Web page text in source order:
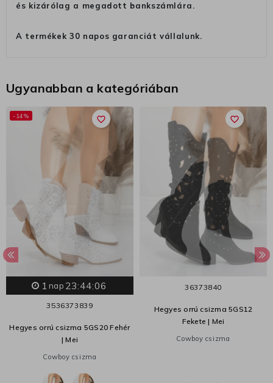
és kizárólag a megadott bankszámlára.
A termékek 30 napos garanciát vállalunk.
Ugyanabban a kategóriában
favorite_border
-14%
1 nap 23:44:05
3536373839
Hegyes orrú csizma 5GS20 Fehér
| Mei
Cowboy csizma
favorite_border
36373840
Hegyes orrú csizma 5GS12
Fekete | Mei
Cowboy csizma